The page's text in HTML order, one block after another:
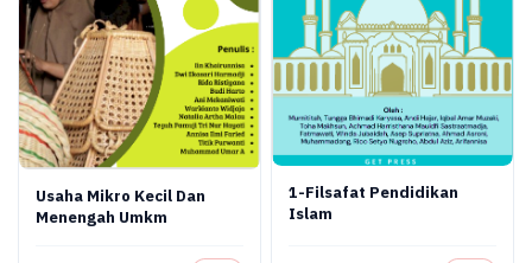
Usaha Mikro Kecil Dan
Menengah Umkm
1-Filsafat Pendidikan
Islam